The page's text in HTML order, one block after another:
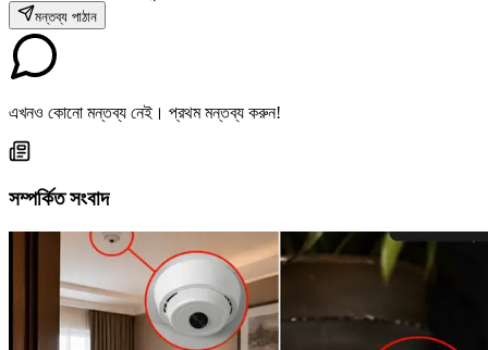
মন্তব্য পাঠান
এখনও কোনো মন্তব্য নেই। প্রথম মন্তব্য করুন!
সম্পর্কিত সংবাদ